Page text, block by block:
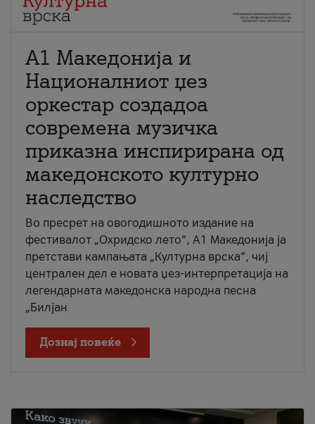
А1 Македонија и
Националниот џез
оркестар создадоа
современа музичка
приказна инспирирана од
македонското културно
наследство
Во пресрет на овогодишното издание на
фестивалот „Охридско лето“, А1 Македонија ја
претстави кампањата „Културна врска“, чиј
централен дел е новата џез-интерпретација на
легендарната македонска народна песна
„Билјан
Дознај повеќе